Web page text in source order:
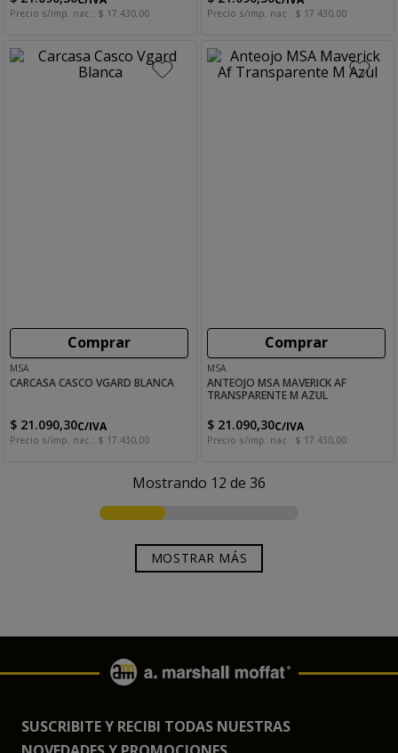
Precio s/imp. nac.: $ 17 430,00 Precio s/imp. nac.: $ 17 430,00
Comprar
MSA
CARCASA CASCO VGARD BLANCA
$ 21.090,30C/IVA
Precio s/imp. nac.: $ 17 430,00
Comprar
MSA
ANTEOJO MSA MAVERICK AF
TRANSPARENTE M AZUL
$ 21.090,30C/IVA
Precio s/imp. nac.: $ 17 430,00
Mostrando 12 de 36
MOSTRAR MÁS
SUSCRIBITE Y RECIBI TODAS NUESTRAS